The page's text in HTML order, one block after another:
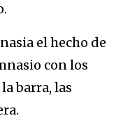
el hecho de
con los
barra, las